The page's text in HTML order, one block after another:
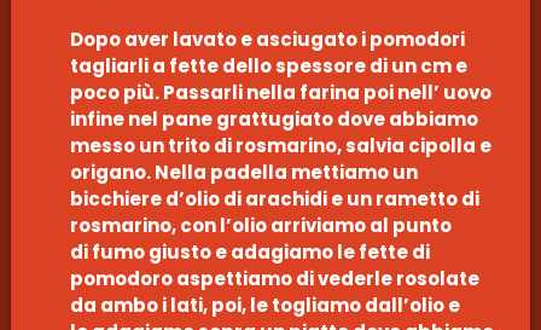
Dopo aver lavato e asciugato i pomodori
tagliarli a fette dello spessore di un cm e
poco più. Passarli nella farina poi nell’ uovo
infine nel pane grattugiato dove abbiamo
messo un trito di rosmarino, salvia cipolla e
origano. Nella padella mettiamo un
bicchiere d’olio di arachidi e un rametto di
rosmarino, con l’olio arriviamo al punto
di fumo giusto e adagiamo le fette di
pomodoro aspettiamo di vederle rosolate
da ambo i lati, poi, le togliamo dall’olio e